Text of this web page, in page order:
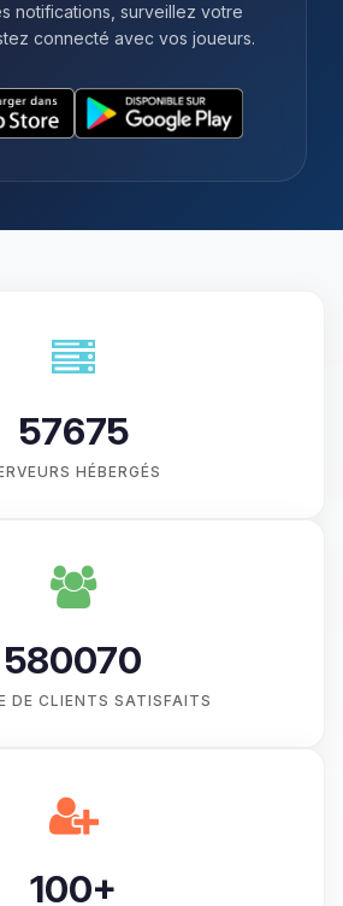
notifications, surveillez votre
connecté avec vos joueurs.
57675
HÉBERGÉS
580070
DE CLIENTS SATISFAITS
100+